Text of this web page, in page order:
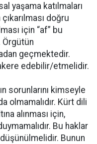
yaşama katılmaları
doğru
için “af” bu
Örgütün
geçmektedir.
edebilir/etmelidir.
sorunlarını kimseyle
olmamalıdır. Kürt dili
alınması için,
Bu haklar
Bunun